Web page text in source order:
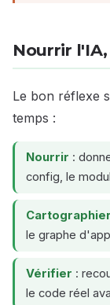
Nourrir
Le bon réflexe
temps :
Nourrir :
config, le
Cartographier
le graphe
Vérifier :
le code réel